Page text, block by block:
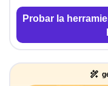
Probar la